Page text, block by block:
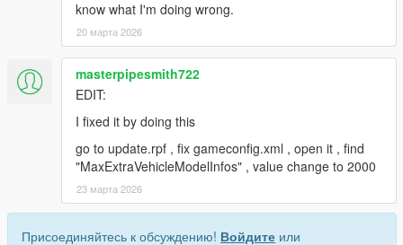
know what I'm doing wrong.
20 марта 2026
masterpipesmith722
EDIT:
I fixed it by doing this
go to update.rpf , fix gameconfig.xml , open it , find
"MaxExtraVehicleModelInfos" , value change to 2000
23 марта 2026
Присоединяйтесь к обсуждению! Войдите или